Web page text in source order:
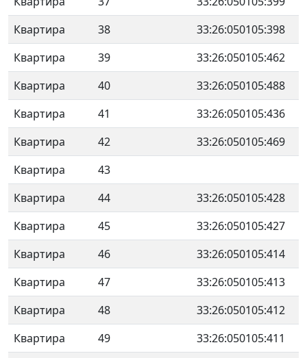
Квартира
38
33:26:050105:398
Квартира
39
33:26:050105:462
Квартира
40
33:26:050105:488
Квартира
41
33:26:050105:436
Квартира
42
33:26:050105:469
Квартира
43
Квартира
44
33:26:050105:428
Квартира
45
33:26:050105:427
Квартира
46
33:26:050105:414
Квартира
47
33:26:050105:413
Квартира
48
33:26:050105:412
Квартира
49
33:26:050105:411